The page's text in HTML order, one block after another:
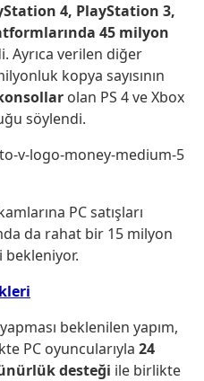
4, PlayStation 3,
45 milyon
Ayrıca verilen diğer
kopya sayısının
olan PS 4 ve Xbox
söylendi.
PC satışları
da rahat bir 15 milyon
bekleniyor.
beklenilen yapım,
PC oyuncularıyla 24
desteği ile birlikte